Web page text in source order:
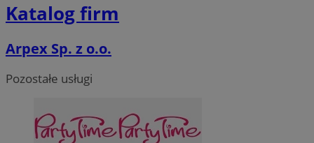
Katalog firm
Arpex Sp. z o.o.
Pozostałe usługi